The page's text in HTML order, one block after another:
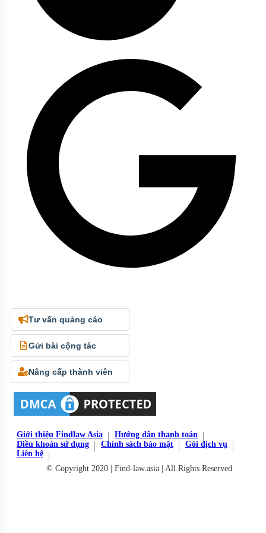
Tư vấn quảng cáo
Gửi bài cộng tác
Nâng cấp thành viên
Giới thiệu Findlaw Asia
Hướng dẫn thanh toán
Điều khoản sử dụng
Chính sách bảo mật
Gói dịch vụ
Liên hệ
© Copyright 2020 | Find-law.asia | All Rights Reserved